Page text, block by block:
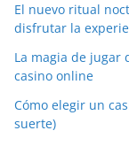
El nuevo ritual
disfrutar la
La magia de jugar
casino online
Cómo elegir un
suerte)